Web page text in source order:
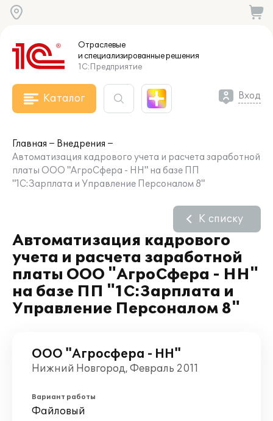
Отраслевые
и специализированныерешения
1С:Предприятие
Каталог Вход
Главная
Внедрения
Автоматизация кадрового учета и расчета заработной
платы ООО "АгроСфера - НН" на базе ПП
"1С:Зарплата и Управление Персоналом 8"
Автоматизация кадрового
учета и расчета заработной
платы ООО "АгроСфера - НН"
на базе ПП "1С:Зарплата и
Управление Персоналом 8"
К списку
ООО "Агросфера - НН"
Нижний Новгород, Февраль 2011
Вариант работы
Файловый